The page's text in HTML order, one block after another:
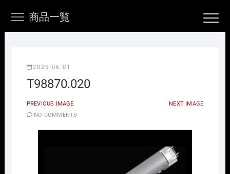
商品一覧
2026-06-01
T98870.020
PREVIOUS IMAGE
NEXT IMAGE
NO COMMENTS